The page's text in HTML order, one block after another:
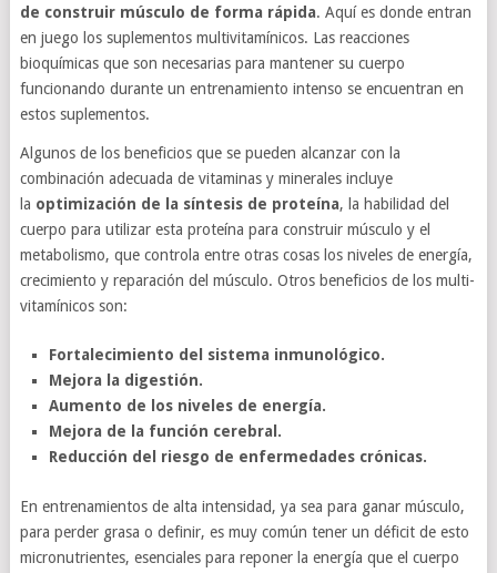
de construir músculo de forma rápida. Aquí es donde entran
en juego los suplementos multivitamínicos. Las reacciones
bioquímicas que son necesarias para mantener su cuerpo
funcionando durante un entrenamiento intenso se encuentran en
estos suplementos.
Algunos de los beneficios que se pueden alcanzar con la
combinación adecuada de vitaminas y minerales incluye
la optimización de la síntesis de proteína, la habilidad del
cuerpo para utilizar esta proteína para construir músculo y el
metabolismo, que controla entre otras cosas los niveles de energía,
crecimiento y reparación del músculo. Otros beneficios de los multi-
vitamínicos son:
Fortalecimiento del sistema inmunológico.
Mejora la digestión.
Aumento de los niveles de energía.
Mejora de la función cerebral.
Reducción del riesgo de enfermedades crónicas.
En entrenamientos de alta intensidad, ya sea para ganar músculo,
para perder grasa o definir, es muy común tener un déficit de esto
micronutrientes, esenciales para reponer la energía que el cuerpo